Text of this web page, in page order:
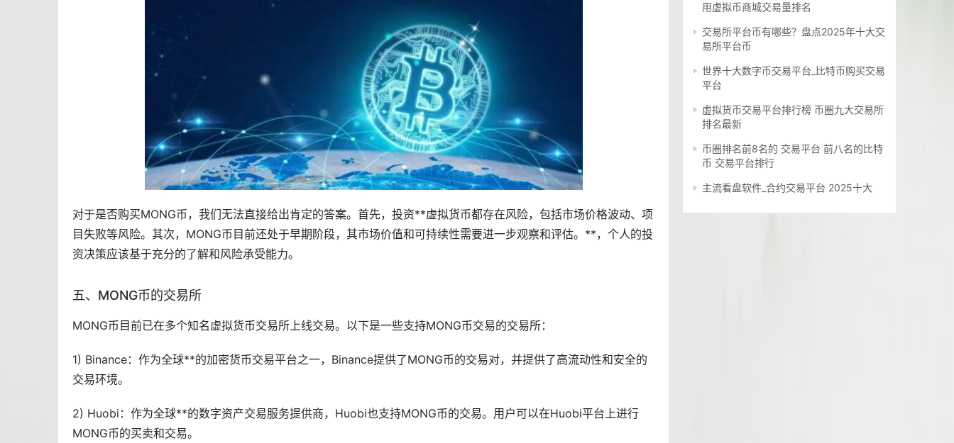
对于是否购买MONG币，我们无法直接给出肯定的答案。首先，投资**虚拟货币都存在风险，包括市场价格波动、项
目失败等风险。其次，MONG币目前还处于早期阶段，其市场价值和可持续性需要进一步观察和评估。**，个人的投
资决策应该基于充分的了解和风险承受能力。
五、MONG币的交易所
MONG币目前已在多个知名虚拟货币交易所上线交易。以下是一些支持MONG币交易的交易所：
1) Binance：作为全球**的加密货币交易平台之一，Binance提供了MONG币的交易对，并提供了高流动性和安全的
交易环境。
2) Huobi：作为全球**的数字资产交易服务提供商，Huobi也支持MONG币的交易。用户可以在Huobi平台上进行
MONG币的买卖和交易。
用虚拟币商城交易量排名
交易所平台币有哪些？盘点2025年十大交
易所平台币
世界十大数字币交易平台_比特币购买交易
平台
虚拟货币交易平台排行榜 币圈九大交易所
排名最新
币圈排名前8名的 交易平台 前八名的比特
币 交易平台排行
主流看盘软件_合约交易平台 2025十大